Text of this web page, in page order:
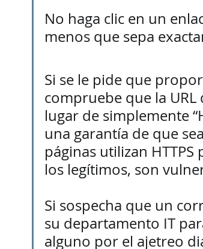
No haga clic en un
menos que sepa
Si se le pide que
compruebe que la URL
lugar de simplemente
una garantía de que
páginas utilizan
los legítimos, son
Si sospecha que un
su departamento IT
alguno por el ajetreo